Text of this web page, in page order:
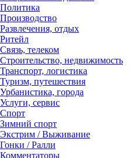
Политика
Производство
Развлечения, отдых
Ритейл
Связь, телеком
Строительство, недвижимость
Транспорт, логистика
Туризм, путешествия
Урбанистика, города
Услуги, сервис
Спорт
Зимний спорт
Экстрим / Выживание
Гонки / Ралли
Комментаторы